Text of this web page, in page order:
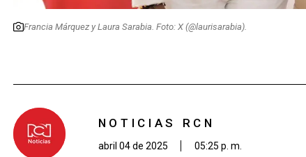
Francia Márquez y Laura Sarabia. Foto: X (@laurisarabia).
NOTICIAS RCN
abril 04 de 2025 05:25 p. m.